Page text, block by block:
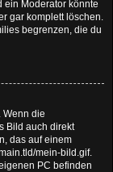
ein Moderator könnte
gar komplett löschen.
begrenzen, die du
Wenn die
Bild auch direkt
das auf einem
mein-bild.gif.
PC befinden